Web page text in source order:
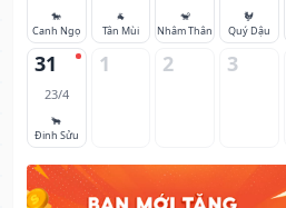
🐎
Canh Ngọ
🐐
Tân Mùi
🐒
Nhâm Thân
🐓
Quý Dậu
31
23/4
🐂
Đinh Sửu
1 2 3